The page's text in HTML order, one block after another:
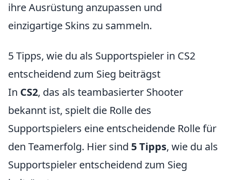
ihre Ausrüstung anzupassen und
einzigartige Skins zu sammeln.
5 Tipps, wie du als Supportspieler in CS2
entscheidend zum Sieg beiträgst
In CS2, das als teambasierter Shooter
bekannt ist, spielt die Rolle des
Supportspielers eine entscheidende Rolle für
den Teamerfolg. Hier sind 5 Tipps, wie du als
Supportspieler entscheidend zum Sieg